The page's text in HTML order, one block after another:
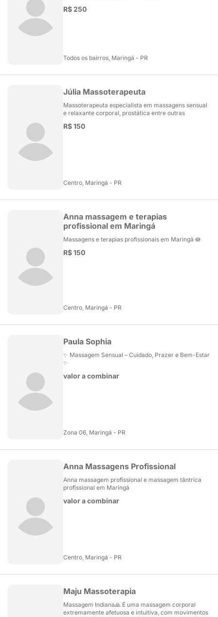
R$ 250
Todos os bairros, Maringá - PR
Júlia Massoterapeuta
Massoterapeuta especialista em massagens sensual
e relaxante corporal, prostática entre outras
R$ 150
Centro, Maringá - PR
Anna massagem e terapias
profissional em Maringá
Massagens e terapias profissionais em Maringá 🪷
R$ 150
Centro, Maringá - PR
Paula Sophia
✨ Massagem Sensual – Cuidado, Prazer e Bem-Estar
✨
valor a combinar
Zona 06, Maringá - PR
Anna Massagens Profissional
Anna massagem profissional e massagem tântrica
profissional em Maringá
valor a combinar
Centro, Maringá - PR
Maju Massoterapia
Massagem Indiana🙏 É uma massagem corporal
extremamente afetuosa e intuitiva, com movimentos